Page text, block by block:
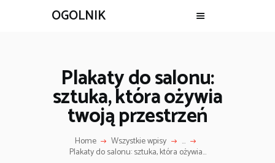
OGOLNIK
Plakaty do salonu:
sztuka, która ożywia
twoją przestrzeń
Home Wszystkie wpisy ...
Plakaty do salonu: sztuka, która ożywia...